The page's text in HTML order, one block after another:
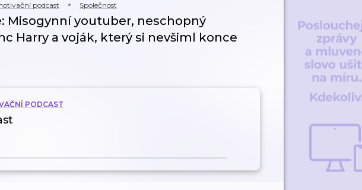
podcast Společnost
Misogynní youtuber, neschopný
Harry a voják, který si nevšiml konce
PODCAST